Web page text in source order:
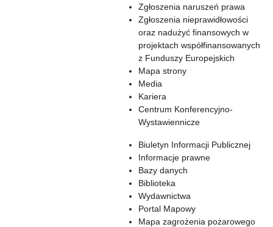
Zgłoszenia naruszeń prawa
Zgłoszenia nieprawidłowości
oraz nadużyć finansowych w
projektach współfinansowanych
z Funduszy Europejskich
Mapa strony
Media
Kariera
Centrum Konferencyjno-
Wystawiennicze
Biuletyn Informacji Publicznej
Informacje prawne
Bazy danych
Biblioteka
Wydawnictwa
Portal Mapowy
Mapa zagrożenia pożarowego